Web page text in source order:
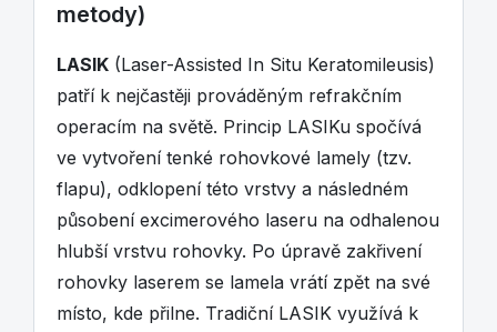
metody)
LASIK (Laser-Assisted In Situ Keratomileusis)
patří k nejčastěji prováděným refrakčním
operacím na světě. Princip LASIKu spočívá
ve vytvoření tenké rohovkové lamely (tzv.
flapu), odklopení této vrstvy a následném
působení excimerového laseru na odhalenou
hlubší vrstvu rohovky. Po úpravě zakřivení
rohovky laserem se lamela vrátí zpět na své
místo, kde přilne. Tradiční LASIK využívá k